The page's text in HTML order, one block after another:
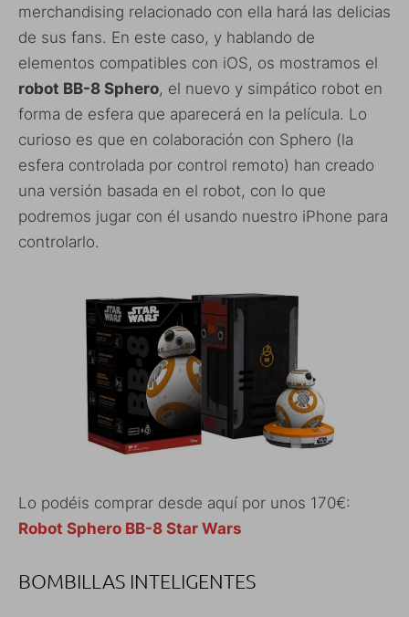
merchandising relacionado con ella hará las delicias
de sus fans. En este caso, y hablando de
elementos compatibles con iOS, os mostramos el
robot BB-8 Sphero, el nuevo y simpático robot en
forma de esfera que aparecerá en la película. Lo
curioso es que en colaboración con Sphero (la
esfera controlada por control remoto) han creado
una versión basada en el robot, con lo que
podremos jugar con él usando nuestro iPhone para
controlarlo.
Lo podéis comprar desde aquí por unos 170€:
Robot Sphero BB-8 Star Wars
BOMBILLAS INTELIGENTES